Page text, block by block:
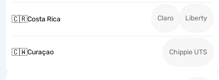
🇨🇷Costa Rica Claro Liberty
🇨🇼Curaçao Chippie UTS